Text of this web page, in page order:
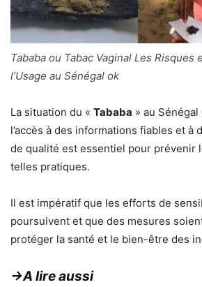
Tababa ou Tabac Vaginal Les Risques
l’Usage au Sénégal ok
La situation du « Tababa » au
l’accès à des informations fiables et à
de qualité est essentiel pour prévenir
telles pratiques.
Il est impératif que les efforts de
poursuivent et que des mesures
protéger la santé et le bien-être des
→A lire aussi